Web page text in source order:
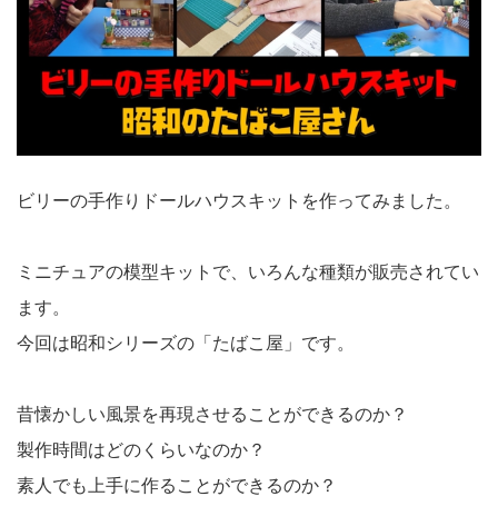
ビリーの手作りドールハウスキットを作ってみました。
ミニチュアの模型キットで、いろんな種類が販売されてい
ます。
今回は昭和シリーズの「たばこ屋」です。
昔懐かしい風景を再現させることができるのか？
製作時間はどのくらいなのか？
素人でも上手に作ることができるのか？